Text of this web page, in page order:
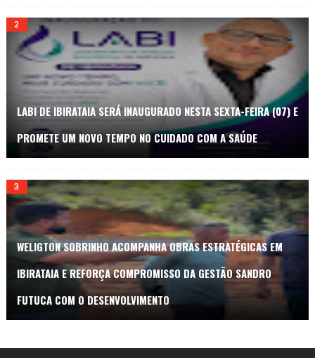
LABI DE IBIRATAIA SERÁ INAUGURADO NESTA SEXTA-FEIRA (07) E
PROMETE UM NOVO TEMPO NO CUIDADO COM A SAÚDE
WELIGTON SOBRINHO ACOMPANHA OBRAS ESTRATÉGICAS EM
IBIRATAIA E REFORÇA COMPROMISSO DA GESTÃO SANDRO
FUTUCA COM O DESENVOLVIMENTO